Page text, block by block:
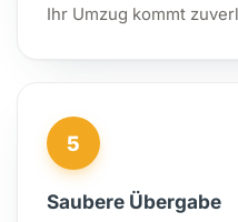
Ihr Umzug kommt
5
Saubere Übergabe